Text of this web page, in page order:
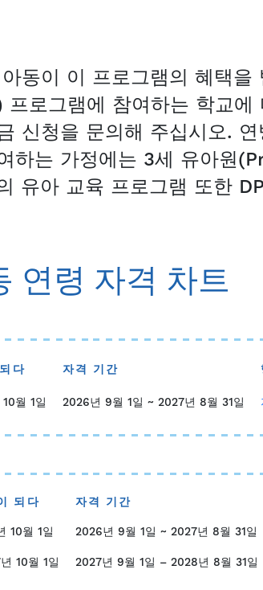
동이 이 프로그램의 혜택
로그램에 참여하는 학교에
신청을 문의해 주십시오.
하는 가정에는 3세 유아원
유아 교육 프로그램 또한
연령 자격 차트
다 자격 기간
월 1일 2026년 9월 1일 ~ 2027년 8월 31일
되다 자격 기간
10월 1일 2026년 9월 1일 ~ 2027년 8월 31일
10월 1일 2027년 9월 1일 – 2028년 8월 31일